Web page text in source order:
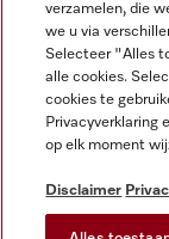
Wettelijke Informatie
Algemene
Privacybeleid
Digital Services Act
verzamelen, die
we u via
Selecteer "Alles
alle cookies.
cookies te
Privacyverklaring
op elk moment
Disclaimer